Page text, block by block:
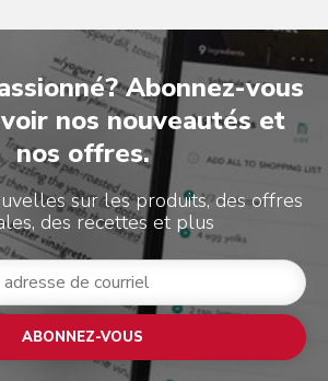
Abonnez-vous
nos nouveautés et
nos offres.
sur les produits, des offres
des recettes et plus
ABONNEZ-VOUS